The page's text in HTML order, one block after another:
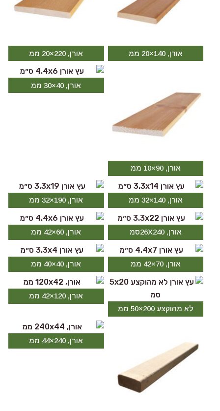
אורן, 140×20 ממ אורן, 220×20 ממ
אורן, 90×10 ממ
אורן, 40×30 ממ
אורן, 140×32 ממ אורן, 190×32 ממ
אורן, 26X240סמ אורן, 60×42 ממ
אורן, 70×42 ממ אורן, 40×40 ממ
לא מהוקצע 200×50 ממ
אורן, 120×42 ממ
אורן, 240×44 ממ